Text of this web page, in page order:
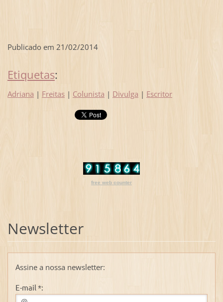
Publicado em 21/02/2014
Etiquetas:
Adriana | Freitas | Colunista | Divulga | Escritor
free web counter
Newsletter
Assine a nossa newsletter:
E-mail *: